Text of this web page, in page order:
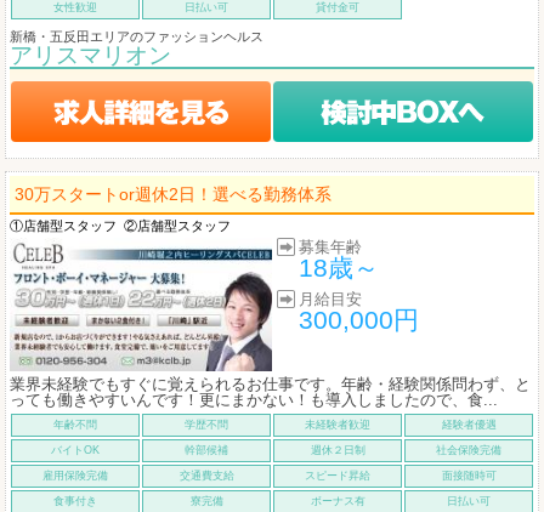
女性歓迎 日払い可 貸付金可
新橋・五反田エリアのファッションヘルス
アリスマリオン
30万スタートor週休2日！選べる勤務体系
①店舗型スタッフ ②店舗型スタッフ
募集年齢
18歳～
月給目安
300,000円
業界未経験でもすぐに覚えられるお仕事です。年齢・経験関係問わず、と
っても働きやすいんです！更にまかない！も導入しましたので、食...
年齢不問 学歴不問 未経験者歓迎 経験者優遇
バイトOK 幹部候補 週休２日制 社会保険完備
雇用保険完備 交通費支給 スピード昇給 面接随時可
食事付き 寮完備 ボーナス有 日払い可